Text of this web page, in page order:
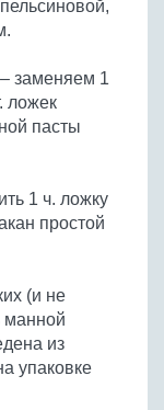
– заменяем 1
ложек
пасты
1 ч. ложку
простой
(и не
манной
из
упаковке